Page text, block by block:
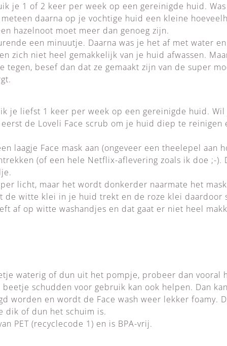
je 1 of 2 keer per week op een gereinigde huid.
daarna op je vochtige huid een kleine
hazelnoot moet meer dan genoeg zijn.
een minuutje. Daarna was je het af met water
zich niet heel gemakkelijk van je huid afwassen.
tegen, besef dan dat ze gemaakt zijn van de super
je liefst 1 keer per week op een gereinigde huid.
de Loveli Face scrub om je huid diep te reinigen
laagje Face mask aan (ongeveer een theelepel aan
(of een hele Netflix-aflevering zoals ik doe ;-).
licht, maar het wordt donkerder naarmate het
de witte klei in je huid trekt en de roze klei
af op witte washandjes en dat gaat er niet heel
waterig of dun uit het pompje, probeer dan vooral
schudden voor gebruik kan ook helpen. Dan
worden en wordt de Face wash weer lekker foamy.
dik of dun het schuim is.
PET (recyclecode 1) en is BPA-vrij.